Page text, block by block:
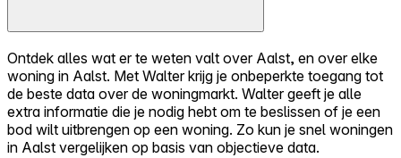
Ontdek alles wat er te weten valt over Aalst, en over elke
woning in Aalst. Met Walter krijg je onbeperkte toegang tot
de beste data over de woningmarkt. Walter geeft je alle
extra informatie die je nodig hebt om te beslissen of je een
bod wilt uitbrengen op een woning. Zo kun je snel woningen
in Aalst vergelijken op basis van objectieve data.